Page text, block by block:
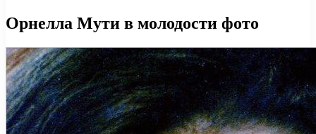
Орнелла Мути в молодости фото